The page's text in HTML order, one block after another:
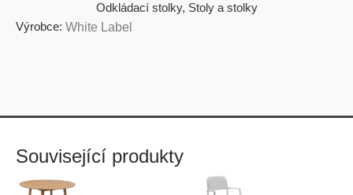
Odkládací stolky, Stoly a stolky
Výrobce: White Label
Související produkty